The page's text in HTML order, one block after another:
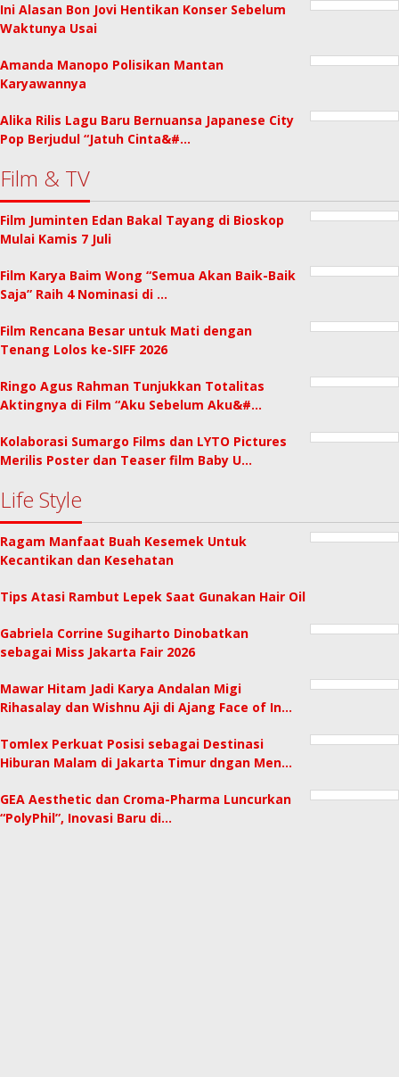
Ini Alasan Bon Jovi Hentikan Konser Sebelum
Waktunya Usai
Amanda Manopo Polisikan Mantan
Karyawannya
Alika Rilis Lagu Baru Bernuansa Japanese City
Pop Berjudul “Jatuh Cinta&#…
Film & TV
Film Juminten Edan Bakal Tayang di Bioskop
Mulai Kamis 7 Juli
Film Karya Baim Wong “Semua Akan Baik-Baik
Saja” Raih 4 Nominasi di …
Film Rencana Besar untuk Mati dengan
Tenang Lolos ke-SIFF 2026
Ringo Agus Rahman Tunjukkan Totalitas
Aktingnya di Film “Aku Sebelum Aku&#…
Kolaborasi Sumargo Films dan LYTO Pictures
Merilis Poster dan Teaser film Baby U…
Life Style
Ragam Manfaat Buah Kesemek Untuk
Kecantikan dan Kesehatan
Tips Atasi Rambut Lepek Saat Gunakan Hair Oil
Gabriela Corrine Sugiharto Dinobatkan
sebagai Miss Jakarta Fair 2026
Mawar Hitam Jadi Karya Andalan Migi
Rihasalay dan Wishnu Aji di Ajang Face of In…
Tomlex Perkuat Posisi sebagai Destinasi
Hiburan Malam di Jakarta Timur dngan Men…
GEA Aesthetic dan Croma-Pharma Luncurkan
“PolyPhil”, Inovasi Baru di…